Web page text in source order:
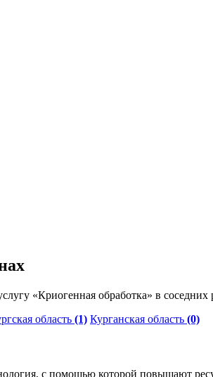
«Криогенная обработка» в
область (1) Курганская область (0)
с помощью которой повышают